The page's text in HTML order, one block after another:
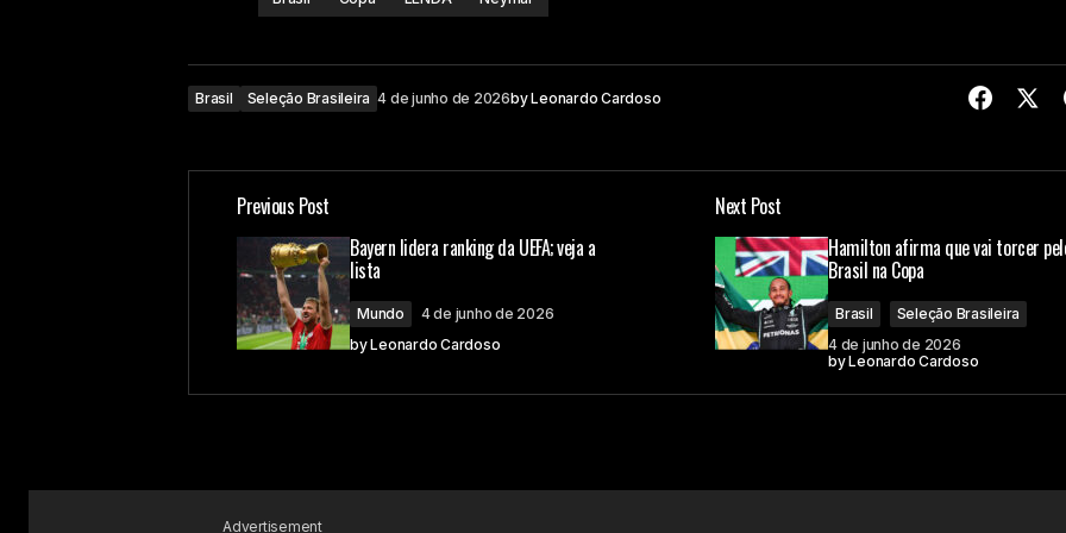
Brasil Seleção Brasileira 4 de junho de 2026byLeonardo Cardoso
Previous Post
Bayern lidera ranking da UEFA; veja a
lista
Mundo
4 de junho de 2026
byLeonardo Cardoso
Next Post
Hamilton afirma que vai torcer
Brasil na Copa
Brasil
Seleção Brasileira
4 de junho de 2026
byLeonardo Cardoso
Advertisement